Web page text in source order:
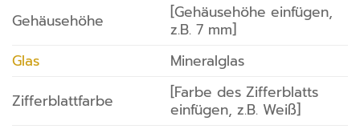
Gehäusehöhe
[Gehäusehöhe einfügen,
z.B. 7 mm]
Glas
Mineralglas
Zifferblattfarbe
[Farbe des Zifferblatts
einfügen, z.B. Weiß]